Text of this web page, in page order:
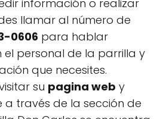
información o realizar
llamar al número de
0606 para hablar
personal de la parrilla y
que necesites.
su pagina web y
a través de la sección de